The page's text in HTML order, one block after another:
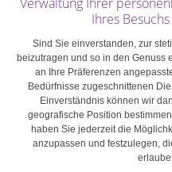
Die Reichweite bleibt
Verbraucher, die die
in Betracht ziehen. Zwar
erzielt. So haben
theoretische
Dass einem unterwegs
eine verbreitete
Verwaltung Ihrer
Ihres
Sind Sie einverstanden, zur
beizutragen und so in den Genuss
an Ihre Präferenzen
Bedürfnisse zugeschnittenen
Einverständnis können wir
geografische Position
haben Sie jederzeit die
anzupassen und festzulegen,